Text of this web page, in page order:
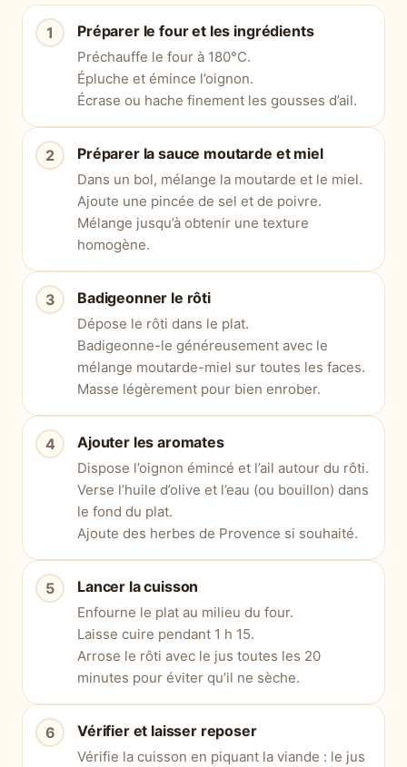
Préparer le four et les ingrédients
Préchauffe le four à 180°C.
Épluche et émince l’oignon.
Écrase ou hache finement les gousses d’ail.
Préparer la sauce moutarde et miel
Dans un bol, mélange la moutarde et le miel.
Ajoute une pincée de sel et de poivre.
Mélange jusqu’à obtenir une texture
homogène.
Badigeonner le rôti
Dépose le rôti dans le plat.
Badigeonne-le généreusement avec le
mélange moutarde-miel sur toutes les faces.
Masse légèrement pour bien enrober.
Ajouter les aromates
Dispose l’oignon émincé et l’ail autour du rôti.
Verse l’huile d’olive et l’eau (ou bouillon) dans
le fond du plat.
Ajoute des herbes de Provence si souhaité.
Lancer la cuisson
Enfourne le plat au milieu du four.
Laisse cuire pendant 1 h 15.
Arrose le rôti avec le jus toutes les 20
minutes pour éviter qu’il ne sèche.
Vérifier et laisser reposer
Vérifie la cuisson en piquant la viande : le jus